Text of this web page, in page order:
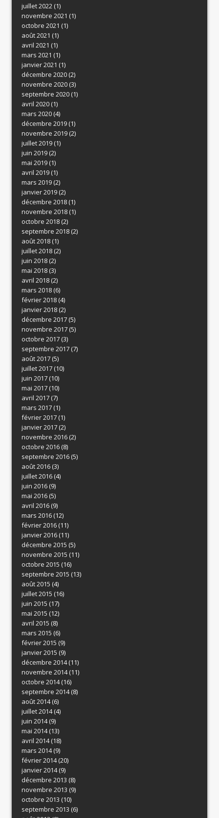
juillet 2022(1)
novembre 2021 (1)
octobre 2021 (1)
août 2021 (1)
avril 2021 (1)
mars 2021 (1)
janvier 2021 (1)
décembre 2020(2)
novembre 2020(3)
septembre 2020(1)
avril 2020(1)
mars 2020(4)
décembre 2019(1)
novembre 2019(2)
juillet 2019(1)
juin 2019(2)
mai 2019(1)
avril 2019(1)
mars 2019(2)
janvier 2019(2)
décembre 2018(1)
novembre 2018(1)
octobre 2018(2)
septembre 2018(2)
août 2018(1)
juillet 2018(2)
juin 2018(2)
mai 2018(3)
avril 2018(2)
mars 2018(6)
février 2018(4)
janvier 2018(2)
décembre 2017(5)
novembre 2017(5)
octobre 2017(3)
septembre 2017(7)
août 2017(5)
juillet 2017(10)
juin 2017(10)
mai 2017(10)
avril 2017(7)
mars 2017(1)
février 2017(1)
janvier 2017(2)
novembre 2016(2)
octobre 2016(8)
septembre 2016(5)
août 2016(3)
juillet 2016(4)
juin 2016(9)
mai 2016(5)
avril 2016(9)
mars 2016(12)
février 2016(11)
janvier 2016(11)
décembre 2015 (5)
novembre 2015 (11)
octobre 2015 (16)
septembre 2015 (13)
août 2015 (4)
juillet 2015 (16)
juin 2015 (17)
mai 2015 (12)
avril 2015 (8)
mars 2015 (6)
février 2015 (9)
janvier 2015 (9)
décembre 2014(11)
novembre 2014(11)
octobre 2014(16)
septembre 2014(8)
août 2014(6)
juillet 2014(4)
juin 2014(9)
mai 2014(13)
avril 2014(18)
mars 2014(9)
février 2014(20)
janvier 2014(9)
décembre 2013 (8)
novembre 2013 (9)
octobre 2013 (10)
septembre 2013 (6)